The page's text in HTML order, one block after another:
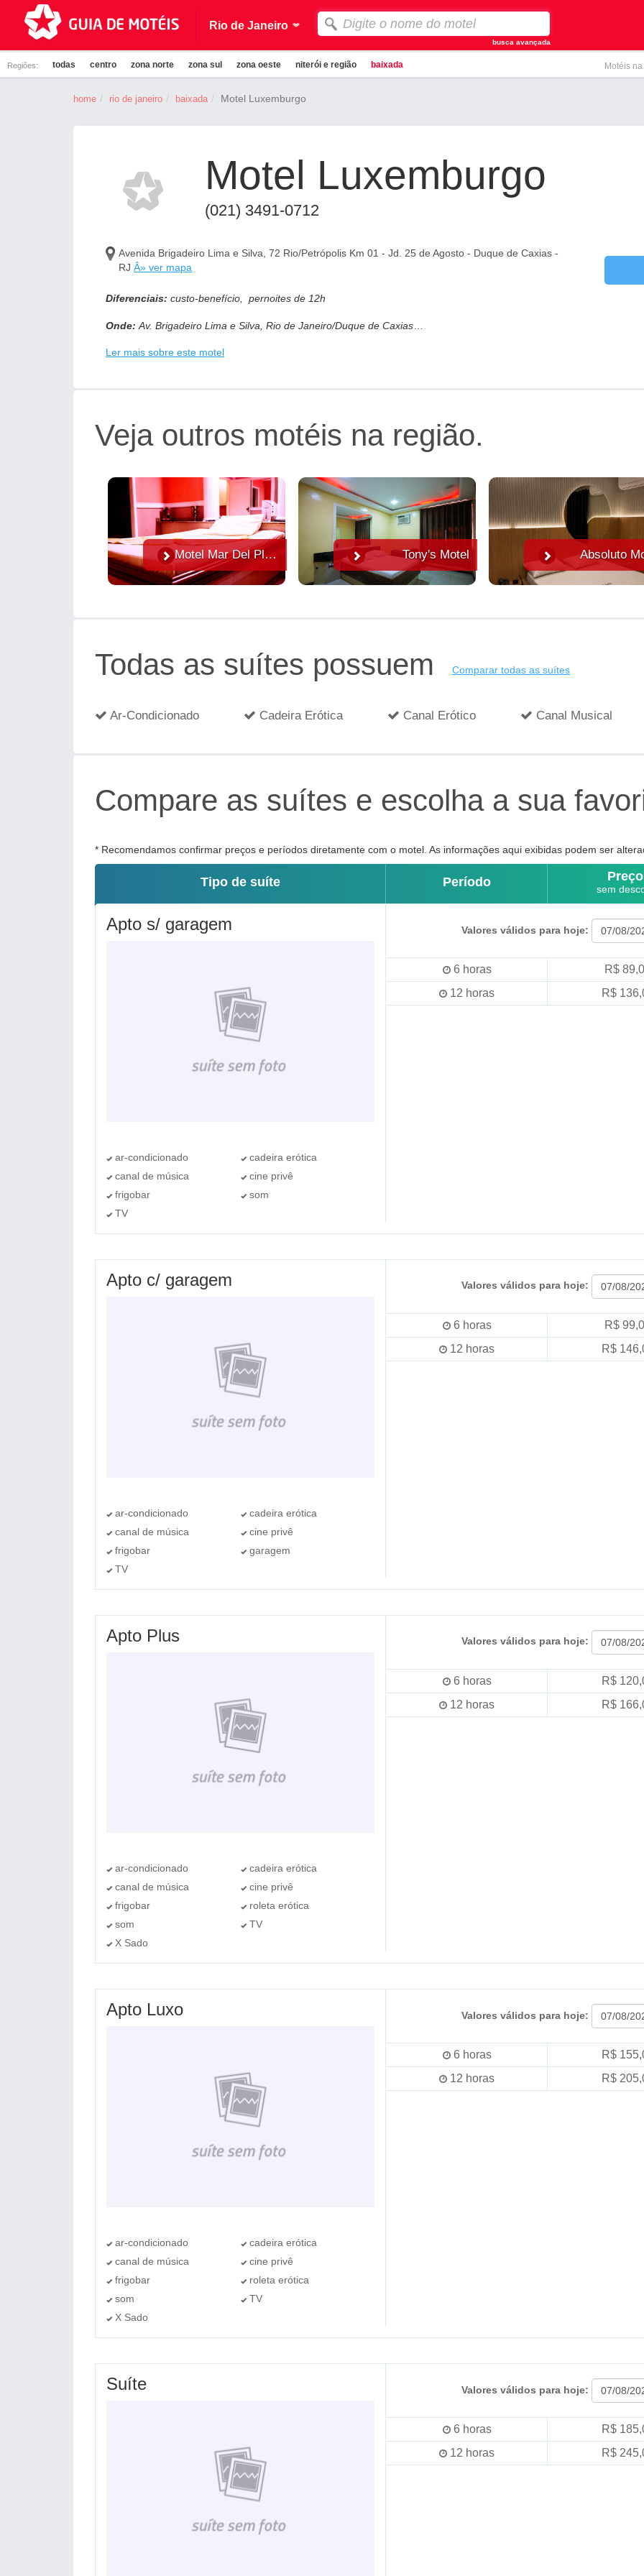
Rio de Janeiro
busca avançada
Regiões: todas centro zona norte zona sul zona oeste niterói e região baixada Motéis
home rio de janeiro baixada Motel Luxemburgo
Motel Luxemburgo
(021) 3491-0712
Avenida Brigadeiro Lima e Silva, 72 Rio/Petrópolis Km 01 - Jd. 25 de Agosto - Duque de Caxias -
RJ Â» ver mapa
Diferenciais: custo-benefício, pernoites de 12h
Onde: Av. Brigadeiro Lima e Silva, Rio de Janeiro/Duque de Caxias
Categorias de suíte:cinco
para a Suíte que além dos itens essenciais possui cadeira erótica e
hidro para garantir ainda mais relaxamento
Ler mais sobre este motel
Veja outros motéis na região.
Motel Mar Del Plata Tony's Motel Absoluto
Todas as suítes possuem Comparar todas as suítes
Ar-Condicionado Cadeira Erótica Canal Erótico Canal Musical
Compare as suítes e escolha a sua
* Recomendamos confirmar preços e períodos diretamente com o motel. As informações aqui exibidas podem ser
Tipo de suíte Período sem
Apto s/ garagem
ar-condicionado
cadeira erótica
canal de música
cine privê
frigobar
som
TV
Valores válidos para hoje:
6 horas R$
12 horas R$
Apto c/ garagem
ar-condicionado
cadeira erótica
canal de música
cine privê
frigobar
garagem
TV
Valores válidos para hoje:
6 horas R$
12 horas R$
Apto Plus
ar-condicionado
cadeira erótica
canal de música
cine privê
frigobar
roleta erótica
som
TV
X Sado
Valores válidos para hoje:
6 horas R$
12 horas R$
Apto Luxo
ar-condicionado
cadeira erótica
canal de música
cine privê
frigobar
roleta erótica
som
TV
X Sado
Valores válidos para hoje:
6 horas R$
12 horas R$
Suíte Valores válidos para hoje:
6 horas R$
12 horas R$